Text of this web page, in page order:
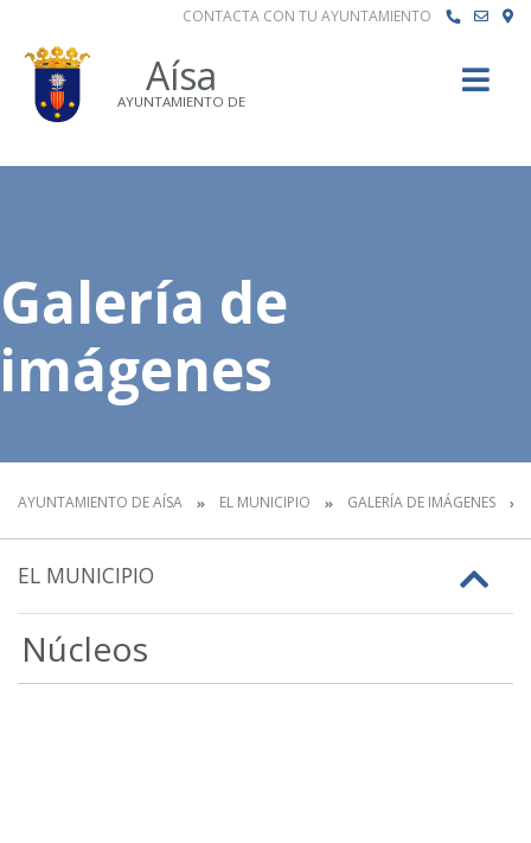
CONTACTA CON TU AYUNTAMIENTO
Aísa
AYUNTAMIENTO DE
Galería de
imágenes
AYUNTAMIENTO DE AÍSA EL MUNICIPIO GALERÍA DE IMÁGENES
EL MUNICIPIO
Núcleos